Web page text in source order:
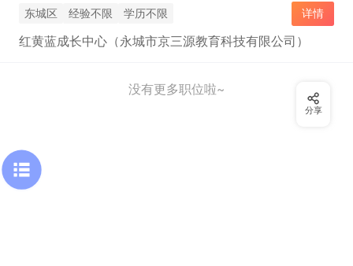
东城区 经验不限 学历不限 详情
红黄蓝成长中心（永城市京三源教育科技有限公司）
没有更多职位啦~
分享